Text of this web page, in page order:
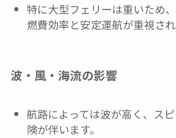
特に大型フェリーは重いため
燃費効率と安定運航が重視され
波・風・海流の影響
航路によっては波が高く、ス
険が伴います。